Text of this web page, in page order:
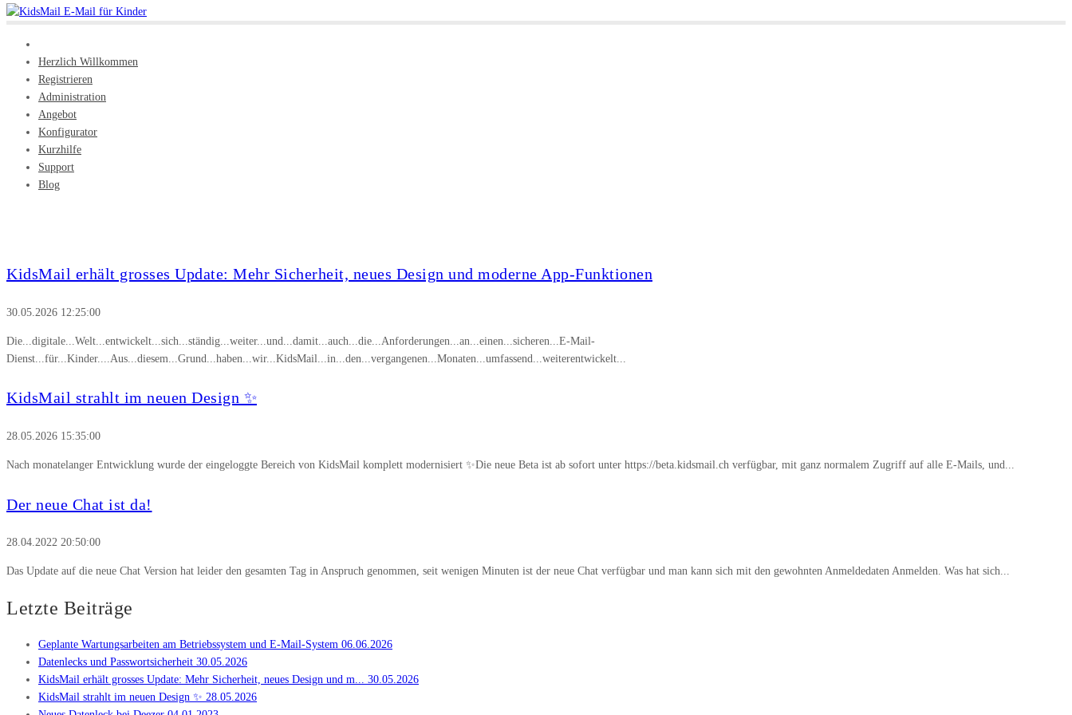
Herzlich Willkommen
Registrieren
Administration
Angebot
Konfigurator
Kurzhilfe
Support
Blog
KidsMail erhält grosses Update: Mehr Sicherheit, neues Design und moderne App-Funktionen
30.05.2026 12:25:00
­Die...digitale...Welt...entwickelt...sich...ständig...weiter...und...damit...auch...die...Anforderungen...an...einen...sicheren...E-Mail-
Dienst...für...Kinder....Aus...diesem...Grund...haben...wir...KidsMail...in...den...vergangenen...Monaten...umfassend...weiterentwickelt...
KidsMail strahlt im neuen Design ✨
28.05.2026 15:35:00
Nach monatelanger Entwicklung wurde der eingeloggte Bereich von KidsMail komplett modernisiert ✨Die neue Beta ist ab sofort unter https://beta.kidsmail.ch verfügbar, mit ganz normalem Zugriff auf alle E-Mails, und...
Der neue Chat ist da!
28.04.2022 20:50:00
Das Update auf die neue Chat Version hat leider den gesamten Tag in Anspruch genommen, seit wenigen Minuten ist der neue Chat verfügbar und man kann sich mit den gewohnten Anmeldedaten Anmelden. Was hat sich...
Letzte Beiträge
Geplante Wartungsarbeiten am Betriebssystem und E-Mail-System 06.06.2026
Datenlecks und Passwortsicherheit 30.05.2026
KidsMail erhält grosses Update: Mehr Sicherheit, neues Design und m... 30.05.2026
KidsMail strahlt im neuen Design ✨ 28.05.2026